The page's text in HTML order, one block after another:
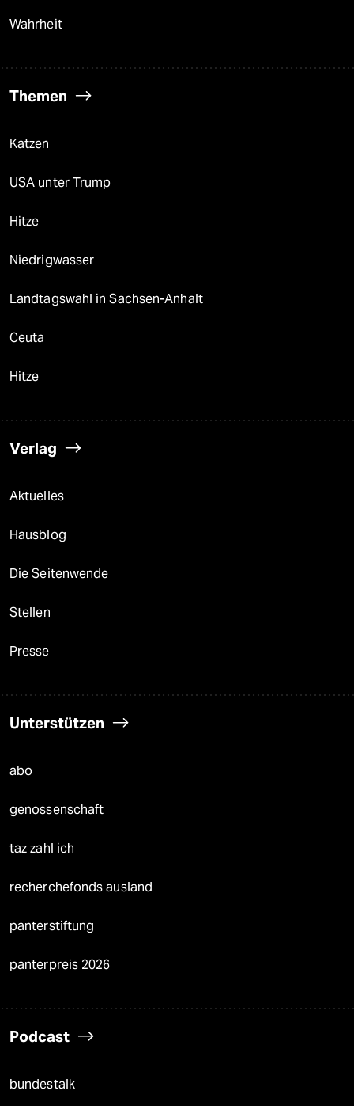
Wahrheit
Themen
Katzen
USA unter Trump
Hitze
Niedrigwasser
Landtagswahl in Sachsen-Anhalt
Ceuta
Hitze
Verlag
Aktuelles
Hausblog
Die Seitenwende
Stellen
Presse
Unterstützen
abo
genossenschaft
taz zahl ich
recherchefonds ausland
panterstiftung
panterpreis 2026
Podcast
bundestalk